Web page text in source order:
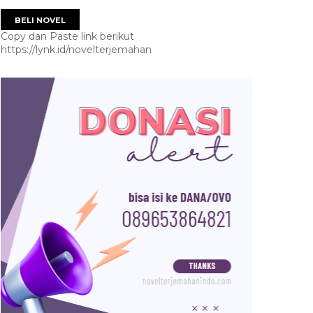
BELI NOVEL
Copy dan Paste link berikut
https://lynk.id/novelterjemahan